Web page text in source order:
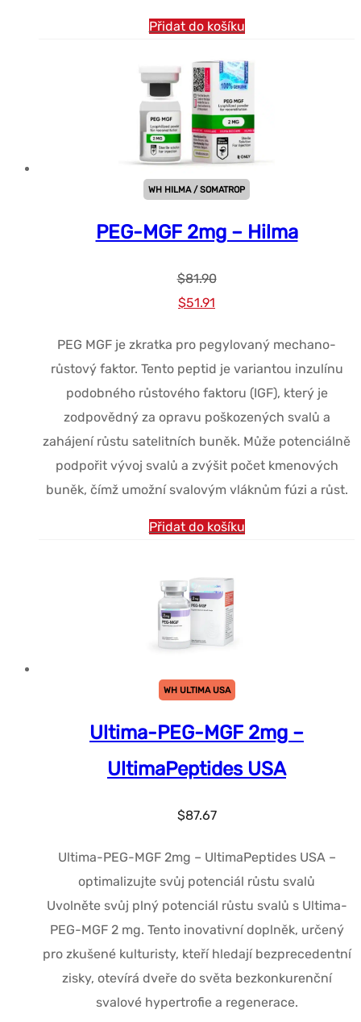
Přidat do košíku
WH HILMA / SOMATROP
PEG-MGF 2mg – Hilma
$81.90
Původní
byla:
$81.90.
$51.91
je:
$51.91.
PEG MGF je zkratka pro pegylovaný mechano-
růstový faktor. Tento peptid je variantou inzulínu
podobného růstového faktoru (IGF), který je
zodpovědný za opravu poškozených svalů a
zahájení růstu satelitních buněk. Může potenciálně
podpořit vývoj svalů a zvýšit počet kmenových
buněk, čímž umožní svalovým vláknům fúzi a růst.
Přidat do košíku
WH ULTIMA USA
Ultima-PEG-MGF 2mg –
UltimaPeptides USA
$87.67
Ultima-PEG-MGF 2mg – UltimaPeptides USA –
optimalizujte svůj potenciál růstu svalů
Uvolněte svůj plný potenciál růstu svalů s Ultima-
PEG-MGF 2 mg. Tento inovativní doplněk, určený
pro zkušené kulturisty, kteří hledají bezprecedentní
zisky, otevírá dveře do světa bezkonkurenční
svalové hypertrofie a regenerace.